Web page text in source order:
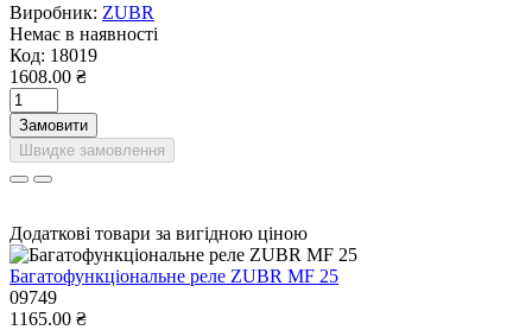
Виробник: ZUBR
Немає в наявності
Код: 18019
1608.00 ₴
Замовити
Швидке замовлення
Додаткові товари за вигідною ціною
Багатофункціональне реле ZUBR MF 25
09749
1165.00 ₴